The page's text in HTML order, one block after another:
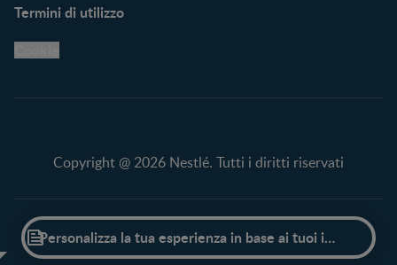
Termini di utilizzo
Copyright @ 2026 Nestlé. Tutti i diritti riservati
Scorri verso l'alto
 Personalizza la tua esperienza in base ai tuoi interessi